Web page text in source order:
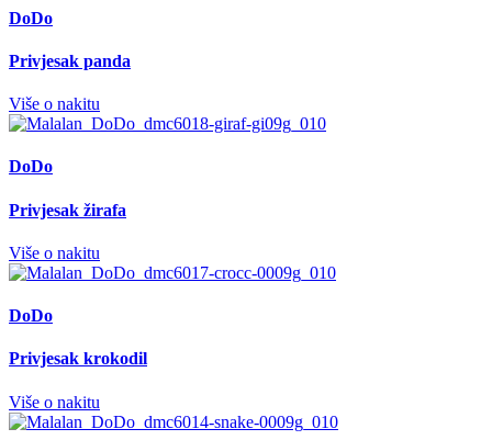
DoDo
Privjesak panda
Više o nakitu
DoDo
Privjesak žirafa
Više o nakitu
DoDo
Privjesak krokodil
Više o nakitu